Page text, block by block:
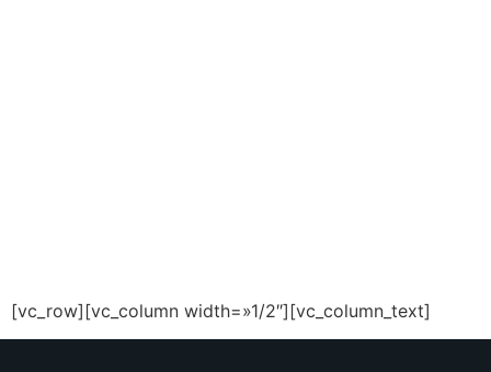
[vc_row][vc_column width=»1/2″][vc_column_text]